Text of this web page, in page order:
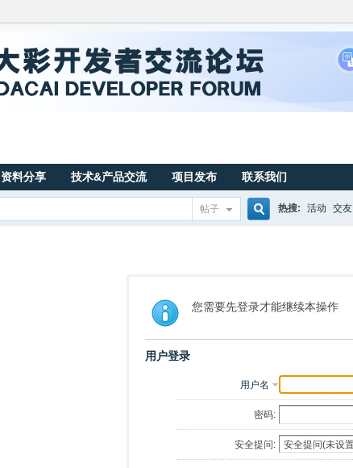
资料分享 技术&产品交流 项目发布 联系我们
帖子
索
热搜: 活动 交友
您需要先登录才能继续本操作
用户登录
用户名
密码:
安全提问: